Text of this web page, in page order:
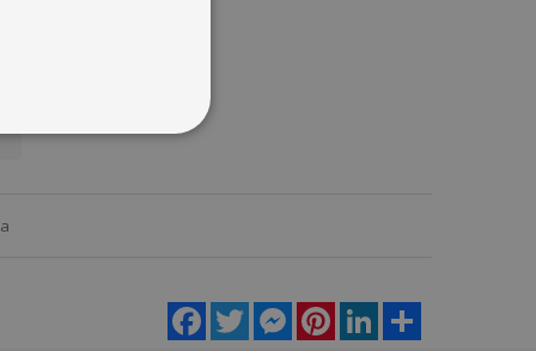
Facebook
Twitter MessengerPinterestLinkedIn